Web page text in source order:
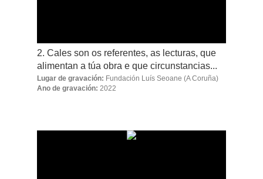
2. Cales son os referentes, as lecturas, que
alimentan a túa obra e que circunstancias...
Lugar de gravación: Fundación Luís Seoane (A Coruña)
Ano de gravación: 2022